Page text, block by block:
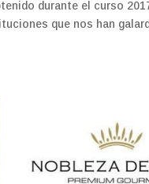
durante el curso
que nos han